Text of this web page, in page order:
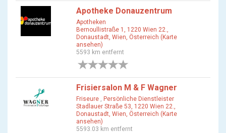
Apotheke Donauzentrum
Apotheken
Bernoullistraße 1, 1220 Wien 22.,
Donaustadt, Wien, Österreich (Karte
ansehen)
5593 km entfernt
Frisiersalon M & F Wagner
Friseure , Persönliche Dienstleister
Stadlauer Straße 53, 1220 Wien 22.,
Donaustadt, Wien, Österreich (Karte
ansehen)
5593.03 km entfernt